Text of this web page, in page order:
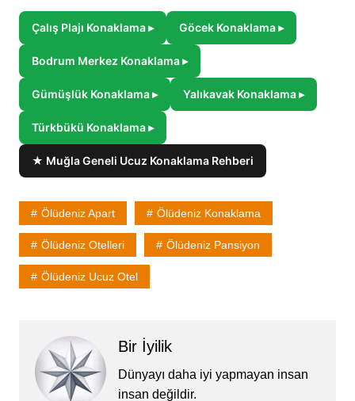
Çalış Plajı Konaklama ▸ Göcek Konaklama ▸
Bodrum Merkez Konaklama ▸
Gümüşlük Konaklama ▸ Yalıkavak Konaklama ▸
Türkbükü Konaklama ▸
★ Muğla Geneli Ucuz Konaklama Rehberi
Ölüdeniz Apart Ölüdeniz Konaklama
Ölüdeniz Otelleri Ölüdeniz Pansiyon
Ölüdeniz Ucuz Otel
Bir İyilik
Dünyayı daha iyi yapmayan insan
insan değildir.